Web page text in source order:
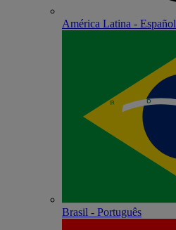
América Latina - Español
Brasil - Português